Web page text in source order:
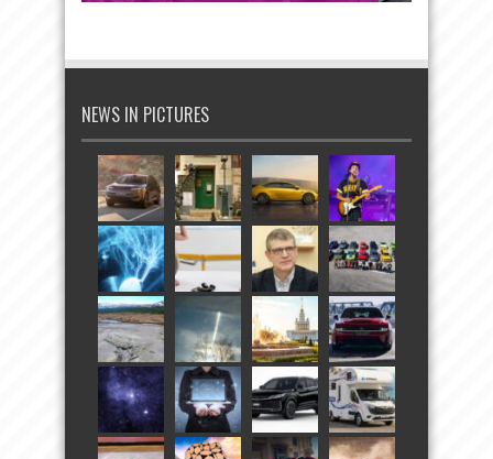
NEWS IN PICTURES